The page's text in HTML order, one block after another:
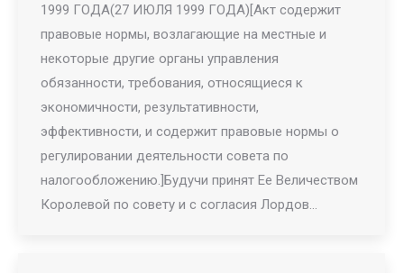
1999 ГОДА(27 ИЮЛЯ 1999 ГОДА)[Акт содержит
правовые нормы, возлагающие на местные и
некоторые другие органы управления
обязанности, требования, относящиеся к
экономичности, результативности,
эффективности, и содержит правовые нормы о
регулировании деятельности совета по
налогообложению.]Будучи принят Ее Величеством
Королевой по совету и с согласия Лордов…